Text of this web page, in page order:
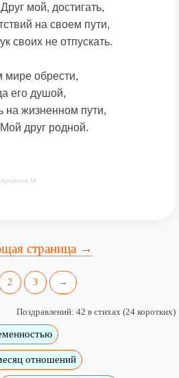
мой, достигать,
на своем пути,
своих не отпускать.
мире обрести,
его душой,
на жизненном пути,
друг родной.
М.
страница →
2 3 →
Поздравлений: 42 в стихах (24 коротких)
отношений